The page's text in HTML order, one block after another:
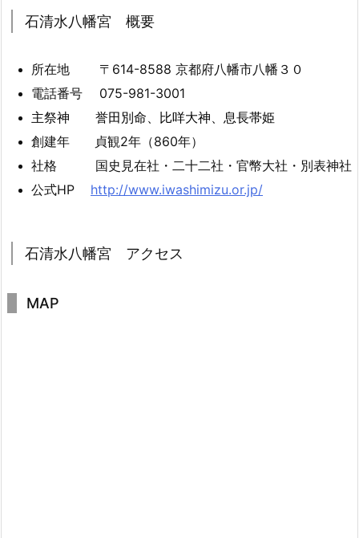
石清水八幡宮 概要
所在地 〒614-8588 京都府八幡市八幡３０
電話番号
075-981-3001
主祭神 誉田別命、比咩大神、息長帯姫
創建年 貞観2年（860年）
社格 国史見在社・二十二社・官幣大社・別表神社
公式HP http://www.iwashimizu.or.jp/
石清水八幡宮 アクセス
MAP